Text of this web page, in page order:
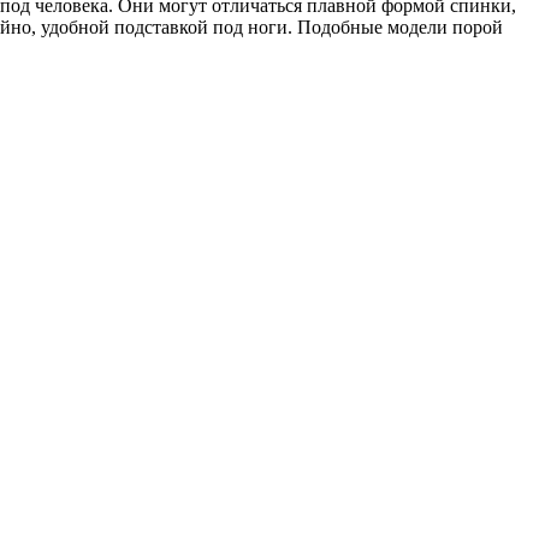
человека. Они могут отличаться плавной формой спинки,
удобной подставкой под ноги. Подобные модели порой